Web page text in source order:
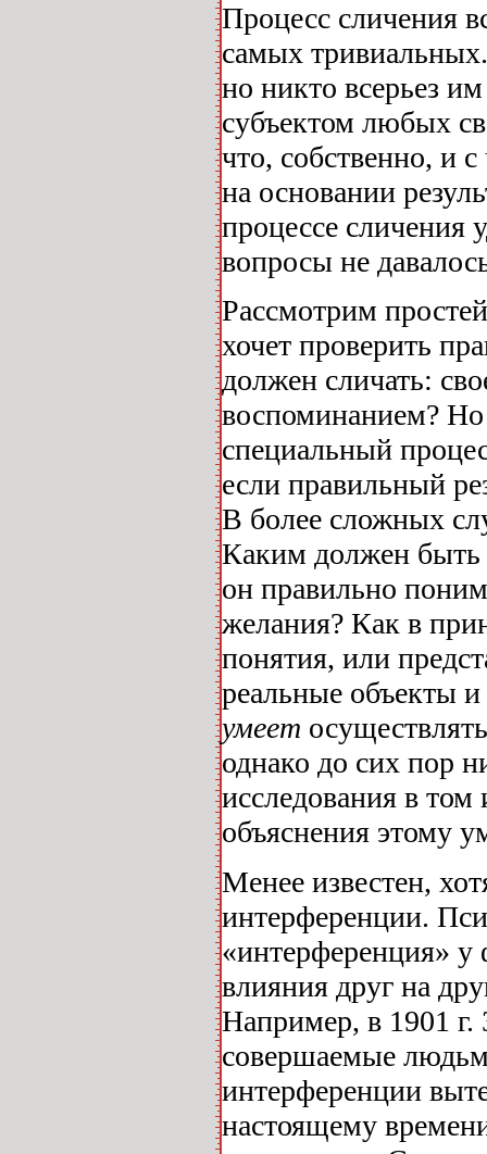
Процесс сличения
самых
но никто всерьез
субъектом любых
что, собственно, и
на основании
процессе сличения
вопросы не
Рассмотрим
хочет проверить
должен сличать:
воспоминанием? Но
специальный
если правильный
В более сложных
Каким должен быть
он правильно
желания? Как в
понятия, или
реальные объекты и
умеет
однако до сих пор
исследования в том
объяснения этому
Менее известен,
интерференции.
«интерференция» у
влияния друг на
Например, в 1901
совершаемые
интерференции
настоящему